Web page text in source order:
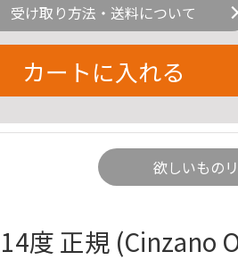
受け取り方法・送料について
カートに入れる
欲しいもの
度 正規 (Cinzano